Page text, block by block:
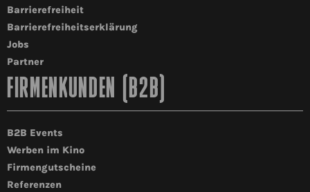
Barrierefreiheit
Barrierefreiheitserklärung
Jobs
Partner
FIRMENKUNDEN (B2B)
B2B Events
Werben im Kino
Firmengutscheine
Referenzen